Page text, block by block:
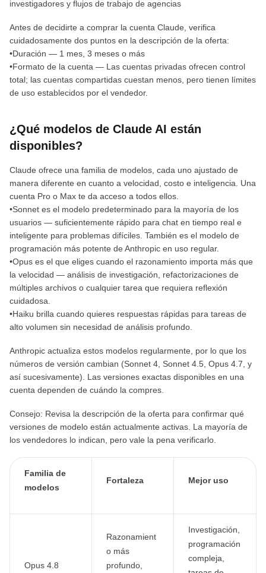
investigadores y flujos de trabajo de agencias
Antes de decidirte a comprar la cuenta Claude, verifica
cuidadosamente dos puntos en la descripción de la oferta:
•Duración — 1 mes, 3 meses o más
•Formato de la cuenta — Las cuentas privadas ofrecen control
total; las cuentas compartidas cuestan menos, pero tienen límites
de uso establecidos por el vendedor.
¿Qué modelos de Claude AI están
disponibles?
Claude ofrece una familia de modelos, cada uno ajustado de
manera diferente en cuanto a velocidad, costo e inteligencia. Una
cuenta Pro o Max te da acceso a todos ellos.
•Sonnet es el modelo predeterminado para la mayoría de los
usuarios — suficientemente rápido para chat en tiempo real e
inteligente para problemas difíciles. También es el modelo de
programación más potente de Anthropic en uso regular.
•Opus es el que eliges cuando el razonamiento importa más que
la velocidad — análisis de investigación, refactorizaciones de
múltiples archivos o cualquier tarea que requiera reflexión
cuidadosa.
•Haiku brilla cuando quieres respuestas rápidas para tareas de
alto volumen sin necesidad de análisis profundo.
Anthropic actualiza estos modelos regularmente, por lo que los
números de versión cambian (Sonnet 4, Sonnet 4.5, Opus 4.7, y
así sucesivamente). Las versiones exactas disponibles en una
cuenta dependen de cuándo la compres.
Consejo: Revisa la descripción de la oferta para confirmar qué
versiones de modelo están actualmente activas. La mayoría de
los vendedores lo indican, pero vale la pena verificarlo.
Familia de
modelos
Fortaleza Mejor uso
Opus 4.8
Razonamient
o más
profundo,
Investigación,
programación
compleja,